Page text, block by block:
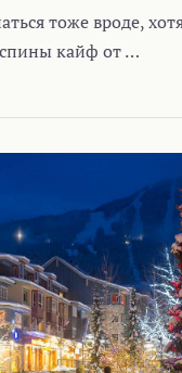
тоже вроде,
кайф от …